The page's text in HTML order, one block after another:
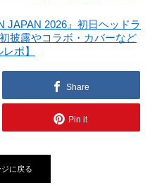
JAPAN 2026』初日ヘッドラ
披露やコラボ・カバーなど
ポ】
Share
Pin it
ジに戻る